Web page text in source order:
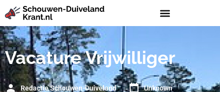
Vacature Vrijwilliger
Redactie Schouwen-Duiveland Unknown